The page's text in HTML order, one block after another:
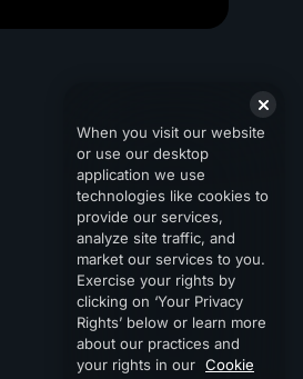
When you visit our website
or use our desktop
application we use
technologies like cookies to
provide our services,
analyze site traffic, and
market our services to you.
Exercise your rights by
clicking on ‘Your Privacy
Rights’ below or learn more
about our practices and
your rights in our Cookie